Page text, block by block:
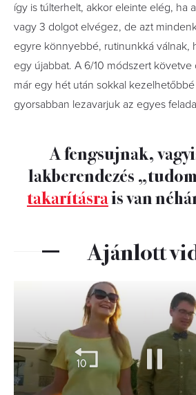
így is túlterhelt, akkor eleinte elég, ha
vagy 3 dolgot elvégez, de azt
egyre könnyebbé, rutinunkká válnak,
egy újabbat. A 6/10 módszert követve
már egy hét után sokkal
gyorsabban lezavarjuk az egyes
A fengsujnak,
lakberendezés
takarításrais van
Ajánlott